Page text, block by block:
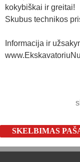
kokybiškai ir greitai!
Skubus technikos
Informacija ir
SKELBIMAS